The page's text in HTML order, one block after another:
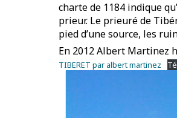
charte de 1184 indique
prieur. Le prieuré de
pied d’une source, les
En 2012 Albert Martinez
TIBERET par albert martinez